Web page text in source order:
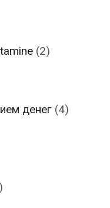
(2)
денег (4)